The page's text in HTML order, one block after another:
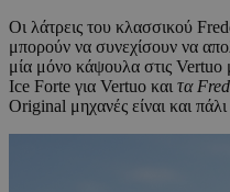
Οι λάτρεις του κλασσικού
μπορούν να συνεχίσουν να
μία μόνο κάψουλα στις
Ice Forte για Vertuo και τα
Original μηχανές είναι και